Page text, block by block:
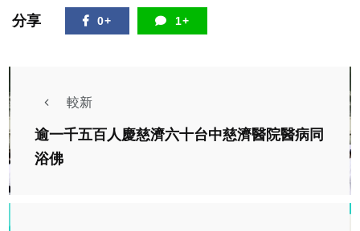
分享 0+ 1+
較新
逾一千五百人慶慈濟六十台中慈濟醫院醫病同
浴佛